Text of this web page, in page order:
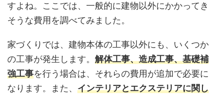
すよね。ここでは、一般的に建物以外にかかってき
そうな費用を調べてみました。
家づくりでは、建物本体の工事以外にも、いくつか
の工事が発生します。 解体工事、造成工事、基礎補
強工事を行う場合は、それらの費用が追加で必要に
なります。また、 インテリアとエクステリアに関し